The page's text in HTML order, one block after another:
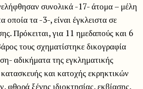
συνολικά -17- άτομα – μέλη
οποία τα -3-, είναι έγκλειστα σε
Πρόκειται, για 11 ημεδαπούς και 6
τους σχηματίστηκε δικογραφία
αδικήματα της εγκληματικής
και κατοχής εκρηκτικών
φθορά ξένης ιδιοκτησίας, εκβίασης,